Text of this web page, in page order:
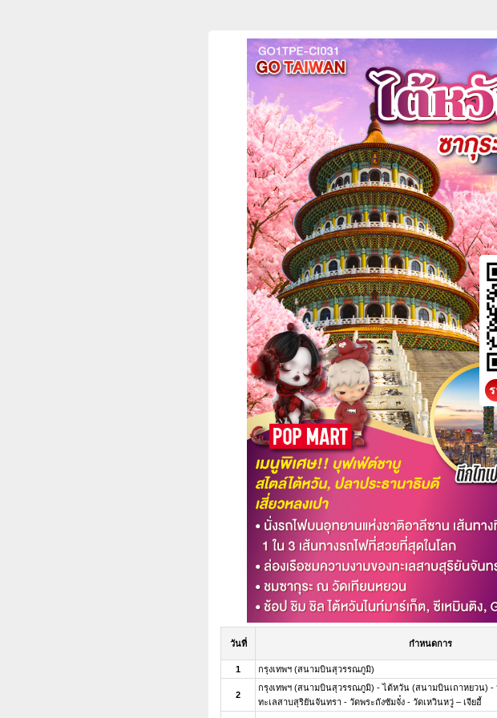
วันที่ กำหนดการ
1 กรุงเทพฯ (สนามบินสุวรรณภูมิ)
2
กรุงเทพฯ (สนามบินสุวรรณภูมิ) - ไต้หวัน (สนามบินเถาหยวน) -
ทะเลสาบสุริยันจันทรา - วัดพระถังซัมจั๋ง - วัดเหวินหวู่ – เจียอี้